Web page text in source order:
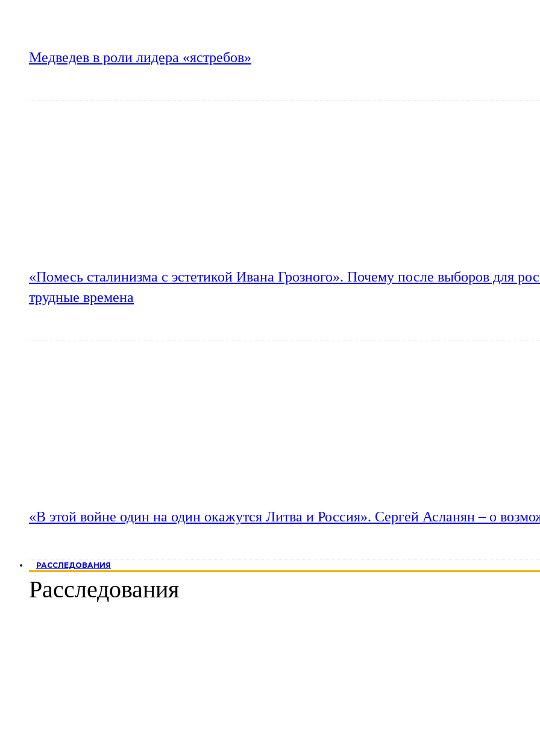
Медведев в роли лидера «ястребов»
«Помесь сталинизма с эстетикой Ивана Грозного». Почему после выборов для
трудные времена
«В этой войне один на один окажутся Литва и Россия». Сергей Асланян – о
РАССЛЕДОВАНИЯ
Расследования